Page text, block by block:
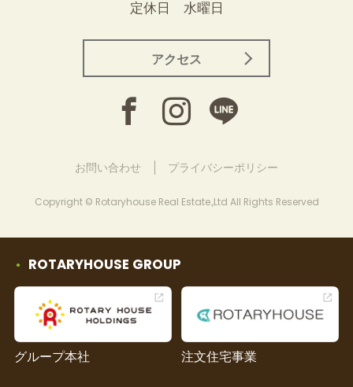
定休日 水曜日
アクセス
お問い合わせ プライバシーポリシー
Copyright © Rotaryhouse Real Estate.,Ltd All Rights Reserved
ROTARYHOUSE GROUP
グループ本社 注文住宅事業